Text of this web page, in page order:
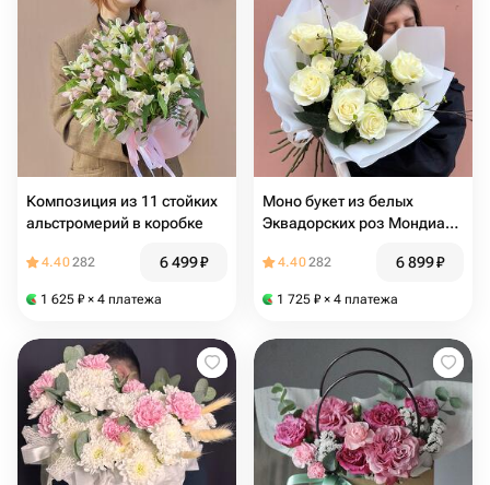
Композиция из 11 стойких
альстромерий в коробке
4.40282 6 499₽
1 625 ₽ × 4 платежа
Моно букет из белых
Эквадорских роз Мондиаль
коробке то
4.40282 6 899₽
1 725 ₽ × 4 платежа